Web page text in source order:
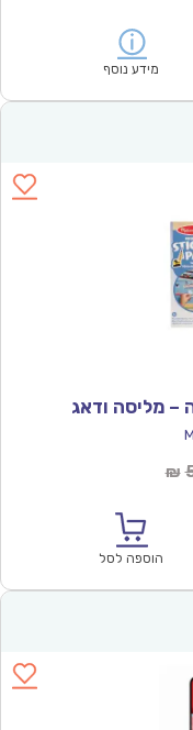
מידע נוסף
– מליסה ודאג
₪
הוספה לסל